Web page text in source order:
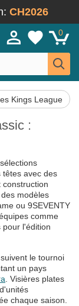
CH2026
0
Kings League
:
têtes avec des
construction
modèles
ou 9SEVENTY
comme
pour l'édition
le tournoi
un pays
. Visières plates
chaque saison.